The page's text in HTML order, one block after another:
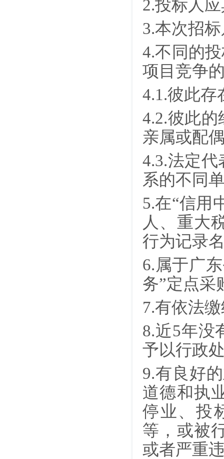
2.投标人
3.本次招
4.不同的
项目竞争
4.1.彼此存
4.2.彼此
亲属或配
4.3.法定
系的不同
5.在“信用
人、重大
行为记录
6.属于广
务”定点采
7.有依法
8.近5年没
予以行政
9.有良好
道德和执
停业、投
等，或被
或者严重